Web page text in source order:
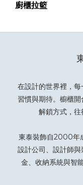
廚櫃拉籃
在設計的世界裡，
習慣與期待。櫥櫃
解鎖方式，往
東泰裝飾自2000年
設計公司、設計師
金、收納系統與智